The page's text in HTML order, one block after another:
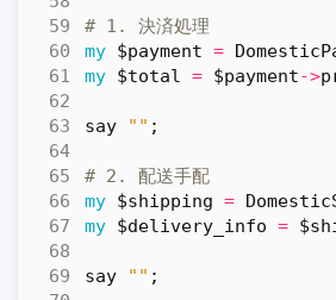
# 1. 決済処理
my $payment =
my $total = $payment->
say "" ;
# 2. 配送手配
my $shipping =
my $delivery_info =
say "" ;